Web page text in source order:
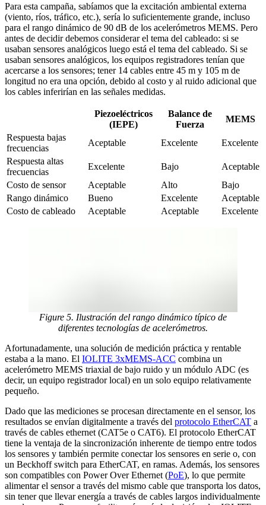
Para esta campaña, sabíamos que la excitación ambiental externa
(viento, ríos, tráfico, etc.), sería lo suficientemente grande, incluso
para el rango dinámico de 90 dB de los acelerómetros MEMS. Pero
antes de decidir debemos considerar el tema del cableado: si se
usaban sensores analógicos luego está el tema del cableado. Si se
usaban sensores analógicos, los equipos registradores tenían que
acercarse a los sensores; tener 14 cables entre 45 m y 105 m de
longitud no era una opción, debido al costo y al ruido adicional que
los cables inferirían en las señales medidas.
Piezoeléctricos
(IEPE)
Balance de
Fuerza
MEMS
Respuesta bajas
frecuencias
Aceptable Excelente
Excelente
Respuesta altas
frecuencias
Excelente Bajo
Aceptable
Costo de sensor
Aceptable Alto
Bajo
Rango dinámico
Bueno Excelente
Aceptable
Costo de cableado
Aceptable Aceptable Excelente
Figure 5. Ilustración del rango dinámico típico de
diferentes tecnologías de acelerómetros.
Afortunadamente, una solución de medición práctica y rentable
estaba a la mano. El IOLITE 3xMEMS-ACC combina un
acelerómetro MEMS triaxial de bajo ruido y un módulo ADC (es
decir, un equipo registrador local) en un solo equipo relativamente
pequeño.
Dado que las mediciones se procesan directamente en el sensor, los
resultados se envían digitalmente a través del protocolo EtherCAT a
través de cables ethernet (CAT5e o CAT6). El protocolo EtherCAT
tiene la ventaja de la sincronización inherente de tiempo entre todos
los sensores y también permite conectar los sensores en serie o, con
un Beckhoff switch para EtherCAT, en ramas. Además, los sensores
son compatibles con Power Over Ethernet (PoE), lo que permite
alimentar el sensor a través del mismo cable que transporta los datos,
sin tener que llevar energía a través de cables largos individualmente